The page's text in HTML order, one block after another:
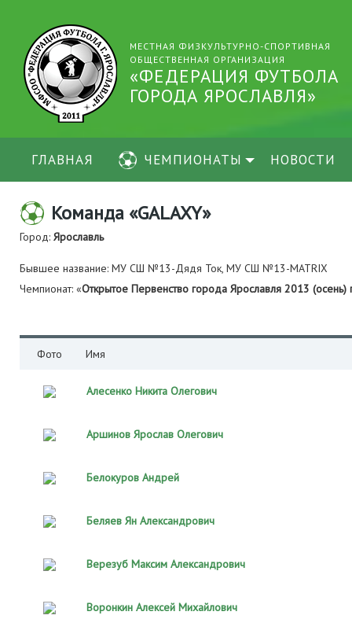
МЕСТНАЯ ФИЗКУЛЬТУРНО-СПОРТИВНАЯ
ОБЩЕСТВЕННАЯ ОРГАНИЗАЦИЯ
«ФЕДЕРАЦИЯ ФУТБОЛА
ГОРОДА ЯРОСЛАВЛЯ»
ГЛАВНАЯ ЧЕМПИОНАТЫ НОВОСТИ
Команда «GALAXY»
Город: Ярославль
Бывшее название: МУ СШ №13-Дядя Ток, МУ СШ №13-MATRIX
Чемпионат: «Открытое Первенство города Ярославля 2013
Фото Имя
Алесенко Никита Олегович
Аршинов Ярослав Олегович
Белокуров Андрей
Беляев Ян Александрович
Верезуб Максим Александрович
Воронкин Алексей Михайлович